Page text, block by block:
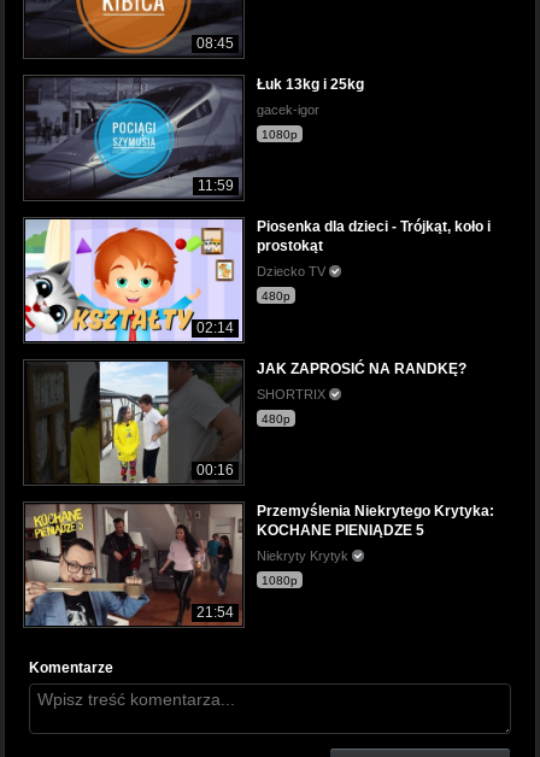
08:45
11:59
Łuk 13kg i 25kg
gacek-igor
1080p
02:14
Piosenka dla dzieci - Trójkąt, koło i
prostokąt
Dziecko TV
480p
00:16
JAK ZAPROSIĆ NA RANDKĘ?
SHORTRIX
480p
21:54
Przemyślenia Niekrytego Krytyka:
KOCHANE PIENIĄDZE 5
Niekryty Krytyk
1080p
Komentarze